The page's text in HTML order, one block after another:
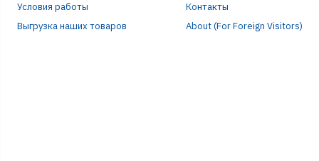
Условия работы
Выгрузка наших товаров
Контакты
About (For Foreign Visitors)